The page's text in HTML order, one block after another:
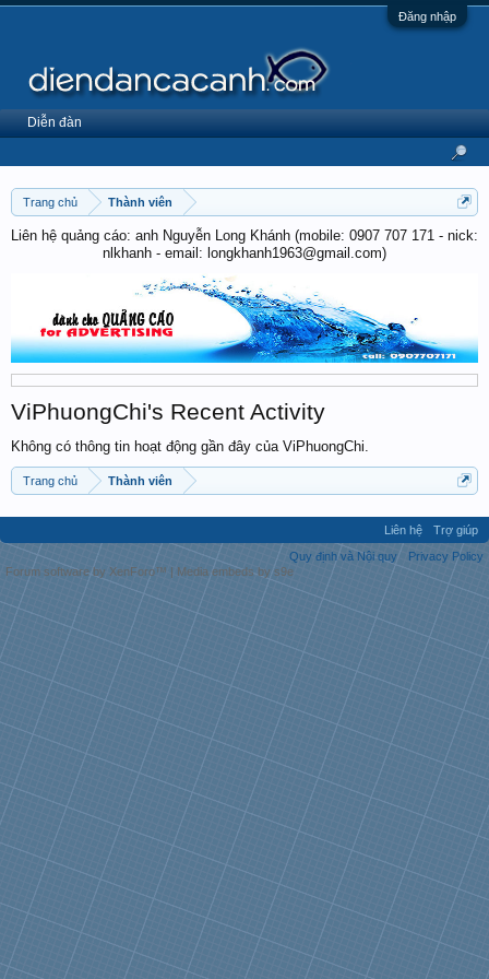
Đăng nhập
Trang chủ Thành viên
Liên hệ quảng cáo: anh Nguyễn Long Khánh (mobile: 0907 707 171 - nick:
nlkhanh - email: longkhanh1963@gmail.com)
ViPhuongChi's Recent Activity
Không có thông tin hoạt động gần đây của ViPhuongChi.
Trang chủ Thành viên
Diễn đàn
Liên hệ
Trợ giúp
Quy định và Nội quy
Privacy Policy
Forum software by XenForo™ | Media embeds by s9e